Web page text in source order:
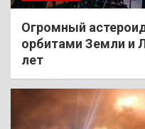
Огромный
орбитами Земли и
лет